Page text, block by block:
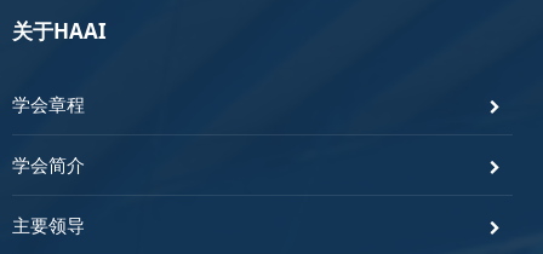
关于HAAI
学会章程
学会简介
主要领导